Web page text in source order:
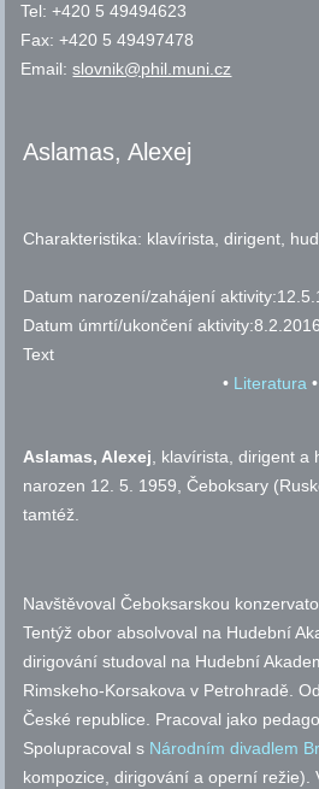
Tel: +420 5 49494623
Fax: +420 5 49497478
Email:slovnik@phil.muni.cz
Aslamas, Alexej
Charakteristika: klavírista, dirigent,
Datum narození/zahájení aktivity:
Datum úmrtí/ukončení aktivity:8.2.2016
Text
• Literatura•
Aslamas, Alexej, klavírista, dirigent a
narozen 12. 5. 1959, Čeboksary
tamtéž.
Navštěvoval Čeboksarskou
Tentýž obor absolvoval na Hudební
dirigování studoval na Hudební
Rimskeho-Korsakova v Petrohradě.
České republice. Pracoval jako
Spolupracoval s Národním divadlem
kompozice, dirigování a operní režie).